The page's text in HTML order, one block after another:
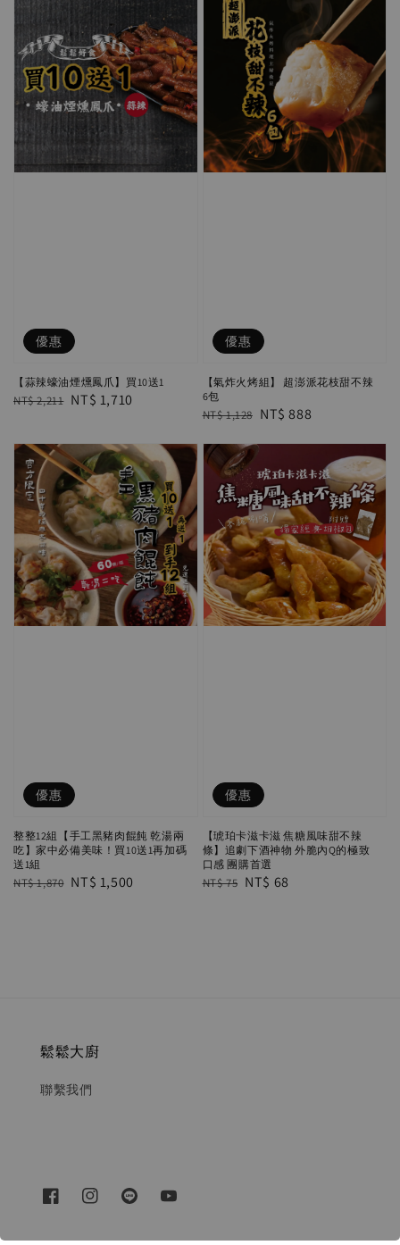
優惠
【蒜辣蠔油煙燻鳳爪】買10送1
Regular
NT$ 2,211 Sale
NT$ 1,710
優惠
【氣炸火烤組】 超澎派花枝甜不辣
6包
Regular
NT$ 1,128 Sale
NT$ 888
優惠
整整12組【手工黑豬肉餛飩 乾湯兩
吃】家中必備美味！買10送1再加碼
送1組
Regular
NT$ 1,870 Sale
NT$ 1,500
優惠
【琥珀卡滋卡滋 焦糖風味甜不辣
條】追劇下酒神物 外脆內Q的極致
口感 團購首選
Regular
NT$ 75 Sale
NT$ 68
鬆鬆大廚
聯繫我們